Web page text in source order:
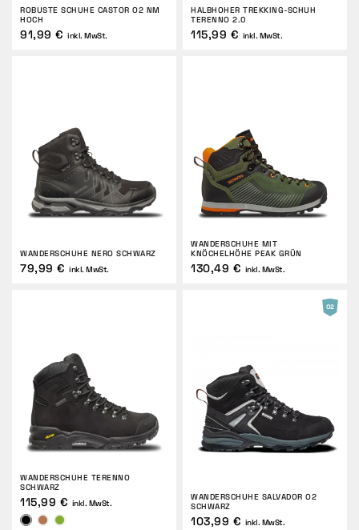
ROBUSTE SCHUHE CASTOR O2 NM
HOCH
91,99 € inkl. MwSt.
HALBHOHER TREKKING-SCHUH
TERENNO 2.0
115,99 € inkl. MwSt.
WANDERSCHUHE NERO SCHWARZ
79,99 € inkl. MwSt.
WANDERSCHUHE MIT
KNÖCHELHÖHE PEAK GRÜN
130,49 € inkl. MwSt.
WANDERSCHUHE TERENNO
SCHWARZ
115,99 € inkl. MwSt.
WANDERSCHUHE SALVADOR O2
SCHWARZ
103,99 € inkl. MwSt.